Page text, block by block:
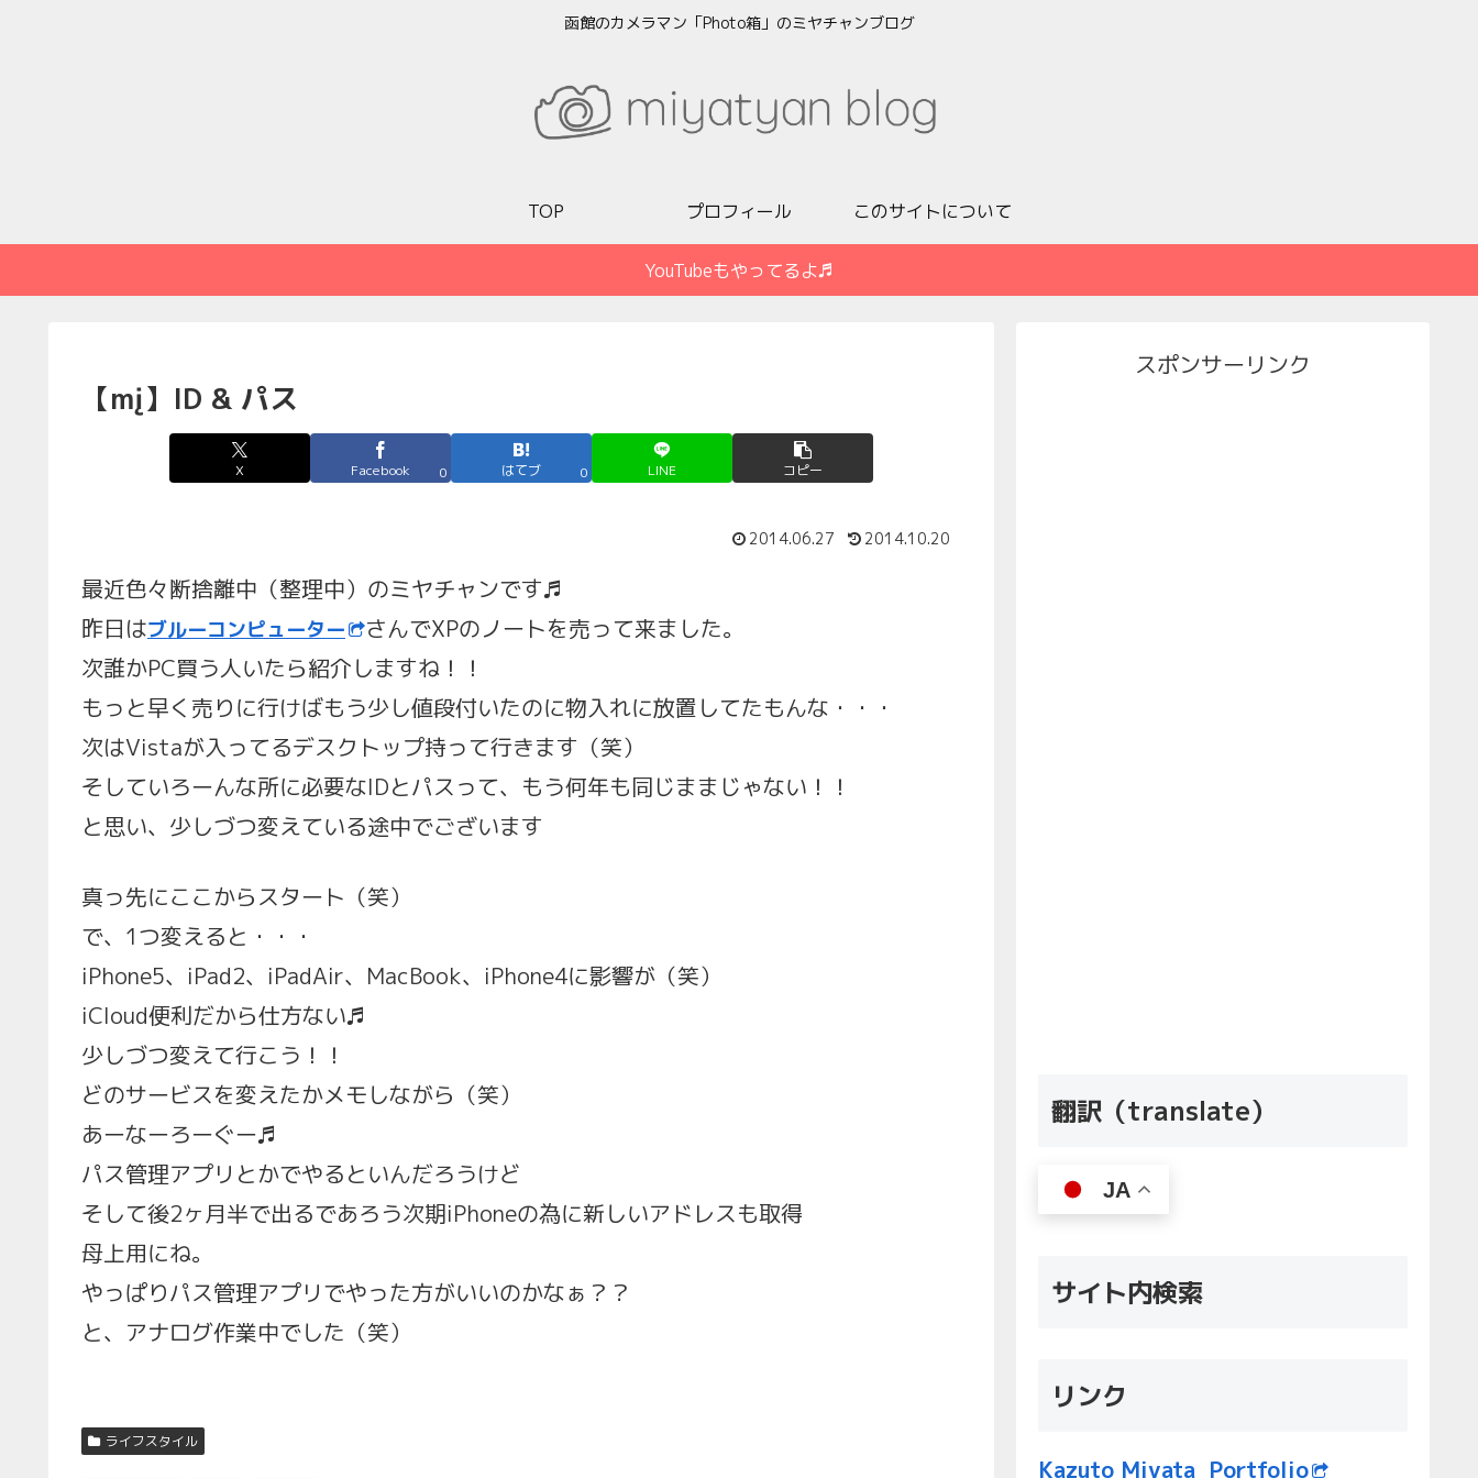
函館のカメラマン「Photo箱」のミヤチャンブログ
TOP プロフィール このサイトについて
YouTubeもやってるよ♬
【mį】ID & パス
X Facebook 0 はてブ 0 LINE コピー
2014.06.27 2014.10.20
最近色々断捨離中（整理中）のミヤチャンです♬
昨日はブルーコンピューター
さんでXPのノートを売って来ました。
次誰かPC買う人いたら紹介しますね！！
もっと早く売りに行けばもう少し値段付いたのに物入れに放置してたもんな・・・
次はVistaが入ってるデスクトップ持って行きます（笑）
そしていろーんな所に必要なIDとパスって、もう何年も同じままじゃない！！
と思い、少しづつ変えている途中でございます
真っ先にここからスタート（笑）
で、1つ変えると・・・
iPhone5、iPad2、iPadAir、MacBook、iPhone4に影響が（笑）
iCloud便利だから仕方ない♬
少しづつ変えて行こう！！
どのサービスを変えたかメモしながら（笑）
あーなーろーぐー♬
パス管理アプリとかでやるといんだろうけど
そして後2ヶ月半で出るであろう次期iPhoneの為に新しいアドレスも取得
母上用にね。
やっぱりパス管理アプリでやった方がいいのかなぁ？？
と、アナログ作業中でした（笑）
ライフスタイル
スポンサーリンク
翻訳（translate）
JA
サイト内検索
リンク
Kazuto Miyata Portfolio